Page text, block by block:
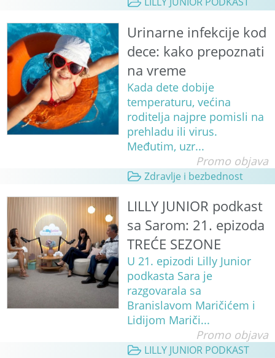
Urinarne infekcije kod
dece: kako prepoznati
na vreme
Kada dete dobije
temperaturu, većina
roditelja najpre pomisli na
prehladu ili virus.
Međutim, uzr...
Promo objava
Zdravlje i bezbednost
LILLY JUNIOR podkast
sa Sarom: 21. epizoda
TREĆE SEZONE
U 21. epizodi Lilly Junior
podkasta Sara je
razgovarala sa
Branislavom Maričićem i
Lidijom Mariči...
Promo objava
LILLY JUNIOR PODKAST